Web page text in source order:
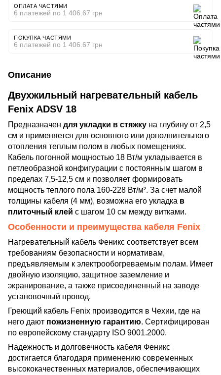
ОПЛАТА ЧАСТЯМИ
6 платежей по 1 406.67 грн
ПОКУПКА ЧАСТЯМИ
6 платежей по 1 406.67 грн
Описание
Двухжильный нагревательный кабель
Fenix ADSV 18
Предназначен для укладки в стяжку на глубину от 2,5
см и применяется для основного или дополнительного
отопления теплым полом в любых помещениях.
Кабель погонной мощностью 18 Вт/м укладывается в
петлеобразной конфигурации с постоянным шагом в
пределах 7,5-12,5 см и позволяет формировать
мощность теплого пола 160-228 Вт/м². За счет малой
толщины кабеля (4 мм), возможна его укладка в
плиточный клей с шагом 10 см между витками.
Особенности и преимущества кабеля Fenix
Нагревательный кабель Феникс соответствует всем
требованиям безопасности и нормативам,
предъявляемым к электрообогреваемым полам. Имеет
двойную изоляцию, защитное заземление и
экранирование, а также присоединенный на заводе
установочный провод.
Греющий кабель Fenix производится в Чехии, где на
него дают пожизненную гарантию. Сертифицирован
по европейскому стандарту ISO 9001.2000.
Надежность и долговечность кабеля Феникс
достигается благодаря применению современных
высококачественных материалов, обеспечивающих